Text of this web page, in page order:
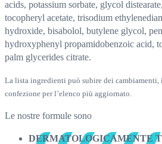
acids, potassium sorbate, glycol
tocopheryl acetate, trisodium
hydroxide, bisabolol, butylene glycol,
hydroxyphenyl propamidobenzoic acid,
palm glycerides citrate.
La lista ingredienti può subire dei cambiamenti,
confezione per l’elenco più aggiornato.
Le nostre formule sono
DERMATOLOGICAMENTE